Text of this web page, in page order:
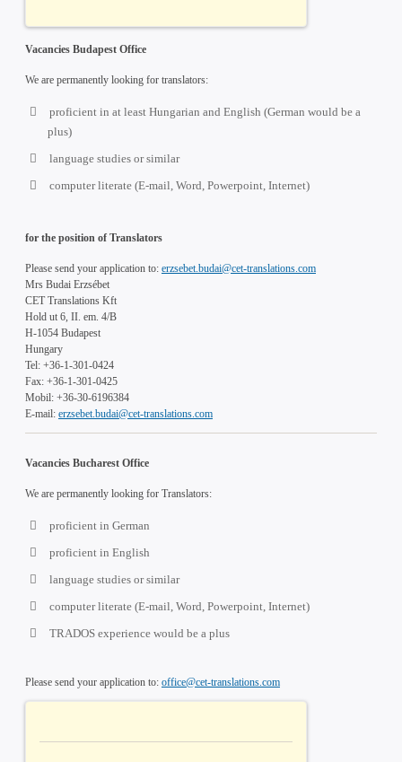
Vacancies Budapest Office
We are permanently looking for translators:
proficient in at least Hungarian and English (German would be a
plus)
language studies or similar
computer literate (E-mail, Word, Powerpoint, Internet)
for the position of Translators
Please send your application to: erzsebet.budai@cet-translations.com
Mrs Budai Erzsébet
CET Translations Kft
Hold ut 6, II. em. 4/B
H-1054 Budapest
Hungary
Tel: +36-1-301-0424
Fax: +36-1-301-0425
Mobil: +36-30-6196384
E-mail: erzsebet.budai@cet-translations.com
Vacancies Bucharest Office
We are permanently looking for Translators:
proficient in German
proficient in English
language studies or similar
computer literate (E-mail, Word, Powerpoint, Internet)
TRADOS experience would be a plus
Please send your application to: office@cet-translations.com